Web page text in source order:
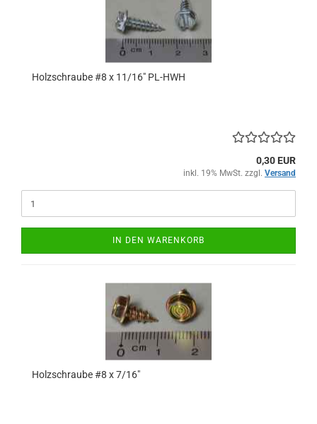
Holzschraube #8 x 11/16" PL-HWH
0,30 EUR
inkl. 19% MwSt. zzgl. Versand
IN DEN WARENKORB
Holzschraube #8 x 7/16"